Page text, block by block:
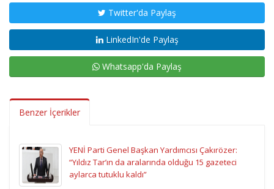
Twitter'da Paylaş
LinkedIn'de Paylaş
Whatsapp'da Paylaş
Benzer İçerikler
YENİ Parti Genel Başkan Yardımcısı Çakırözer:
“Yıldız Tar’ın da aralarında olduğu 15 gazeteci
aylarca tutuklu kaldı”